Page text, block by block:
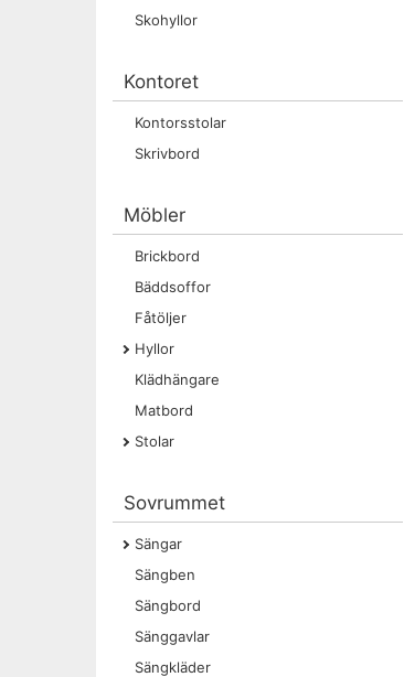
Skohyllor
Kontoret
Kontorsstolar
Skrivbord
Möbler
Brickbord
Bäddsoffor
Fåtöljer
Hyllor
Klädhängare
Matbord
Stolar
Sovrummet
Sängar
Sängben
Sängbord
Sänggavlar
Sängkläder